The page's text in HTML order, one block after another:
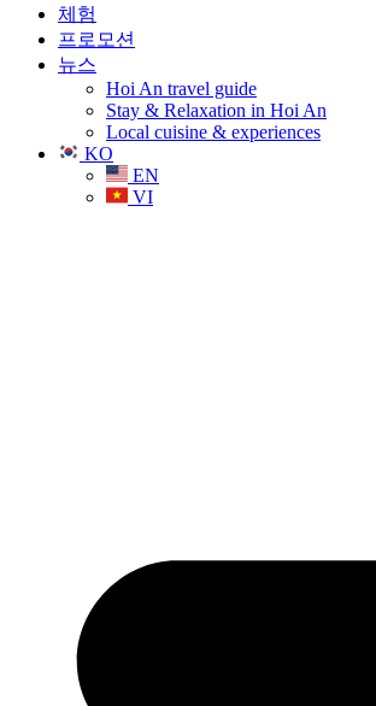
체험
프로모션
뉴스
Hoi An travel guide
Stay & Relaxation in Hoi An
Local cuisine & experiences
KO
EN
VI